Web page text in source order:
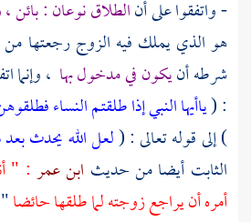
- واتفقوا على أنالطلاق نوعان :
هو الذي يملك فيه الزوج رجعتها من
شرطه أنيكون في مدخول بها ، وإنما
: (ياأيها النبي إذا طلقتم النساء
) إلى قوله تعالى : (لعل الله يحدث
الثابت أيضا من حديث ابن عمر : "
أمره أن يراجع زوجته لما طلقها حائضا